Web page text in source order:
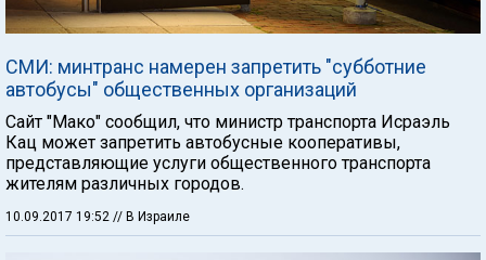
СМИ: минтранс намерен запретить "субботние
автобусы" общественных организаций
Сайт "Мако" сообщил, что министр транспорта Исраэль
Кац может запретить автобусные кооперативы,
представляющие услуги общественного транспорта
жителям различных городов.
10.09.2017 19:52 // В Израиле